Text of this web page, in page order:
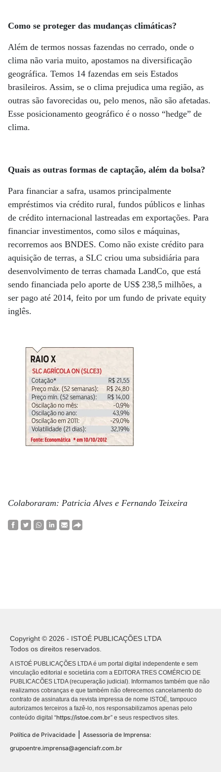
Como se proteger das mudanças climáticas?
Além de termos nossas fazendas no cerrado, onde o
clima não varia muito, apostamos na diversificação
geográfica. Temos 14 fazendas em seis Estados
brasileiros. Assim, se o clima prejudica uma região, as
outras são favorecidas ou, pelo menos, não são afetadas.
Esse posicionamento geográfico é o nosso “hedge” de
clima.
Quais as outras formas de captação, além da bolsa?
Para financiar a safra, usamos principalmente
empréstimos via crédito rural, fundos públicos e linhas
de crédito internacional lastreadas em exportações. Para
financiar investimentos, como silos e máquinas,
recorremos aos BNDES. Como não existe crédito para
aquisição de terras, a SLC criou uma subsidiária para
desenvolvimento de terras chamada LandCo, que está
sendo financiada pelo aporte de US$ 238,5 milhões, a
ser pago até 2014, feito por um fundo de private equity
inglês.
Colaboraram: Patricia Alves e Fernando Teixeira
Copyright © 2026 - ISTOÉ PUBLICAÇÕES LTDA
Todos os direitos reservados.
A ISTOÉ PUBLICAÇÕES LTDA é um portal digital independente e sem
vinculação editorial e societária com a EDITORA TRES COMÉRCIO DE
PUBLICACÕES LTDA (recuperação judicial). Informamos também que não
realizamos cobranças e que também não oferecemos cancelamento do
contrato de assinatura da revista impressa de nome ISTOÉ, tampouco
autorizamos terceiros a fazê-lo, nos responsabilizamos apenas pelo
conteúdo digital “https://istoe.com.br” e seus respectivos sites.
Política de Privacidade | Assessoria de Imprensa:
grupoentre.imprensa@agenciafr.com.br